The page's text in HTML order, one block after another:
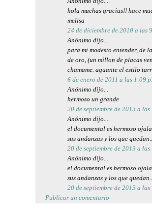
hola muchas gracias!! hace
melisa
24 de diciembre de 2010 a las
Anónimo dijo...
para mi modesto entender, de
de oro, (un millon de placas
chamame. aguante el estilo
6 de enero de 2011 a las 1:09
Anónimo dijo...
hermoso un grande
20 de septiembre de 2013 a las
Anónimo dijo...
el documental es hermoso
sus andanzas y los que quedan...
20 de septiembre de 2013 a las
Anónimo dijo...
el documental es hermoso
sus andanzas y los que quedan...
20 de septiembre de 2013 a las
Publicar un comentario